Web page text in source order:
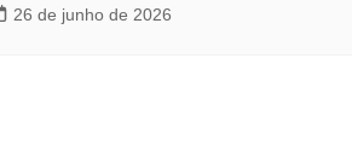
26 de junho de 2026